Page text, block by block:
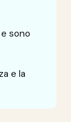
sono
e la